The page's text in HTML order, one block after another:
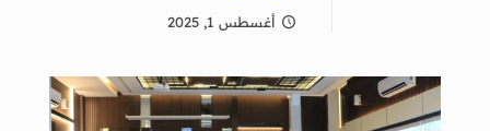
أغسطس 1, 2025